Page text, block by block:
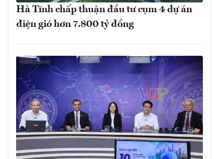
Hà Tĩnh chấp thuận đầu tư cụm 4 dự án
điện gió hơn 7.800 tỷ đồng